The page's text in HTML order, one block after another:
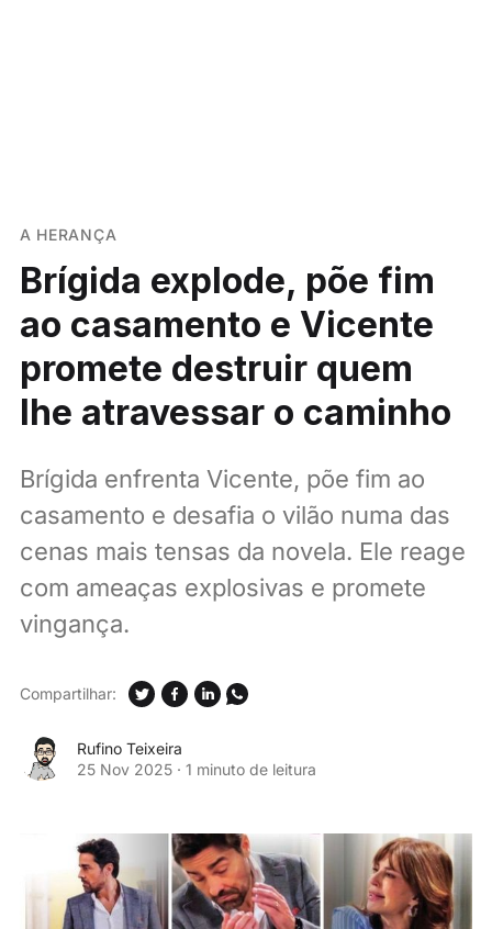
A HERANÇA
Brígida explode, põe fim
ao casamento e Vicente
promete destruir quem
lhe atravessar o caminho
Brígida enfrenta Vicente, põe fim ao
casamento e desafia o vilão numa das
cenas mais tensas da novela. Ele reage
com ameaças explosivas e promete
vingança.
Rufino Teixeira
25 Nov 2025 · 1 minuto de leitura
Compartilhar: